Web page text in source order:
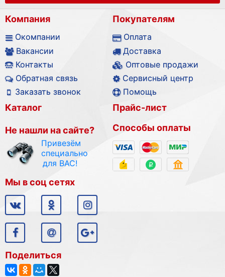
Компания
Окомпании
Вакансии
Контакты
Обратная связь
Заказать звонок
Покупателям
Оплата
Доставка
Оптовые продажи
Сервисный центр
Помощь
Каталог
Не нашли на сайте?
Привезём
специально
для ВАС!
Прайс-лист
Способы оплаты
Мы в соц сетях
Поделиться